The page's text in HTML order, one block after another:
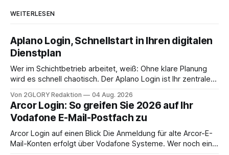
WEITERLESEN
Aplano Login, Schnellstart in Ihren digitalen
Dienstplan
Wer im Schichtbetrieb arbeitet, weiß: Ohne klare Planung
wird es schnell chaotisch. Der Aplano Login ist Ihr zentraler
abwesenheiten und die gesamte kommunikation rund um
Ihr personal digital zu organisieren. In diesem Leitfaden
erfahren Sie alles, was Sie für einen reibungslosen Einstieg
brauchen, von der Registrierung
Von 2GLORY Redaktion 04 Aug. 2026
Arcor Login: So greifen Sie 2026 auf Ihr
Vodafone E-Mail-Postfach zu
Arcor Login auf einen Blick Die Anmeldung für alte Arcor-E-
Mail-Konten erfolgt über Vodafone Systeme. Wer noch eine